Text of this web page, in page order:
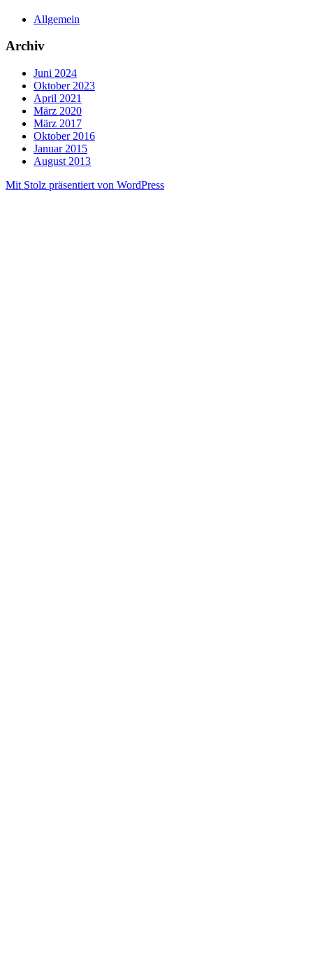
Allgemein
Archiv
Juni 2024
Oktober 2023
April 2021
März 2020
März 2017
Oktober 2016
Januar 2015
August 2013
Mit Stolz präsentiert von WordPress